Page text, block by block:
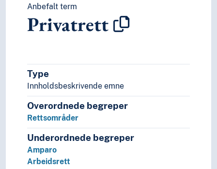
Rettshistorie
Rettshåndhevelse
Rettsoppfatning
Rettssikkerhet
Rettssystemer
Samfunnsvitenskap
Språk
Tid i enheter, stadier og perioder
Anbefalt term
Privatrett
Type
Innholdsbeskrivende emne
Overordnede begreper
Rettsområder
Underordnede begreper
Amparo
Arbeidsrett